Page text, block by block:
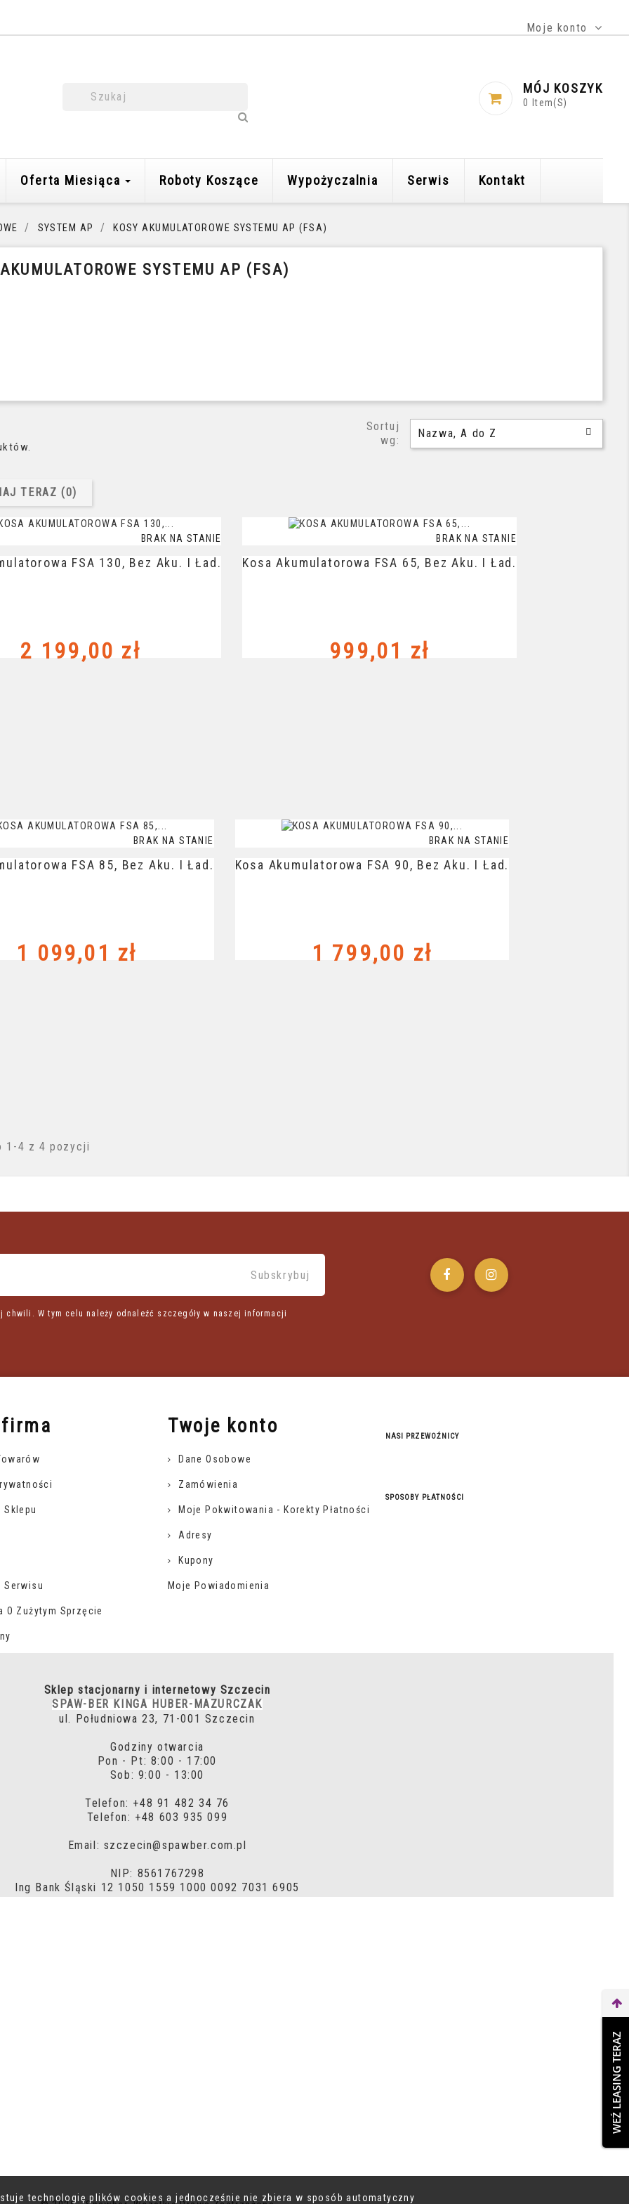
technologię plików cookies a jednocześnie nie zbiera w sposób automatyczny
Moje konto
MÓJ KOSZYK
0 Item(s)
Oferta Miesiąca Roboty Koszące Wypożyczalnia Serwis Kontakt
SYSTEM AP KOSY AKUMULATOROWE SYSTEMU AP (FSA)
SYSTEMU AP (FSA)
Sortuj
wg:
Nazwa, A do Z 
TERAZ (0)‎
BRAK NA STANIE
FSA 130, Bez Aku. I Ład.
Cena
2 199,00 zł
BRAK NA STANIE
Kosa Akumulatorowa FSA 65, Bez Aku. I Ład.
Cena
999,01 zł
BRAK NA STANIE
FSA 85, Bez Aku. I Ład.
Cena
1 099,01 zł
BRAK NA STANIE
Kosa Akumulatorowa FSA 90, Bez Aku. I Ład.
Cena
1 799,00 zł
1-4 z 4 pozycji
chwili. W tym celu należy odnaleźć szczegóły w naszej informacji
firma
Sklepu
Serwisu
O Zużytym Sprzęcie
Twoje konto
Dane Osobowe
Zamówienia
Moje Pokwitowania - Korekty Płatności
Adresy
Kupony
Moje Powiadomienia
NASI PRZEWOŹNICY
SPOSOBY PŁATNOŚCI
Sklep stacjonarny i internetowy Szczecin
SPAW-BER KINGA HUBER-MAZURCZAK
ul. Południowa 23, 71-001 Szczecin
Godziny otwarcia
Pon - Pt: 8:00 - 17:00
Sob: 9:00 - 13:00
Telefon: +48 91 482 34 76
Telefon: +48 603 935 099
Email: szczecin@spawber.com.pl
NIP: 8561767298
Ing Bank Śląski 12 1050 1559 1000 0092 7031 6905
WEŹ LEASING TERAZ